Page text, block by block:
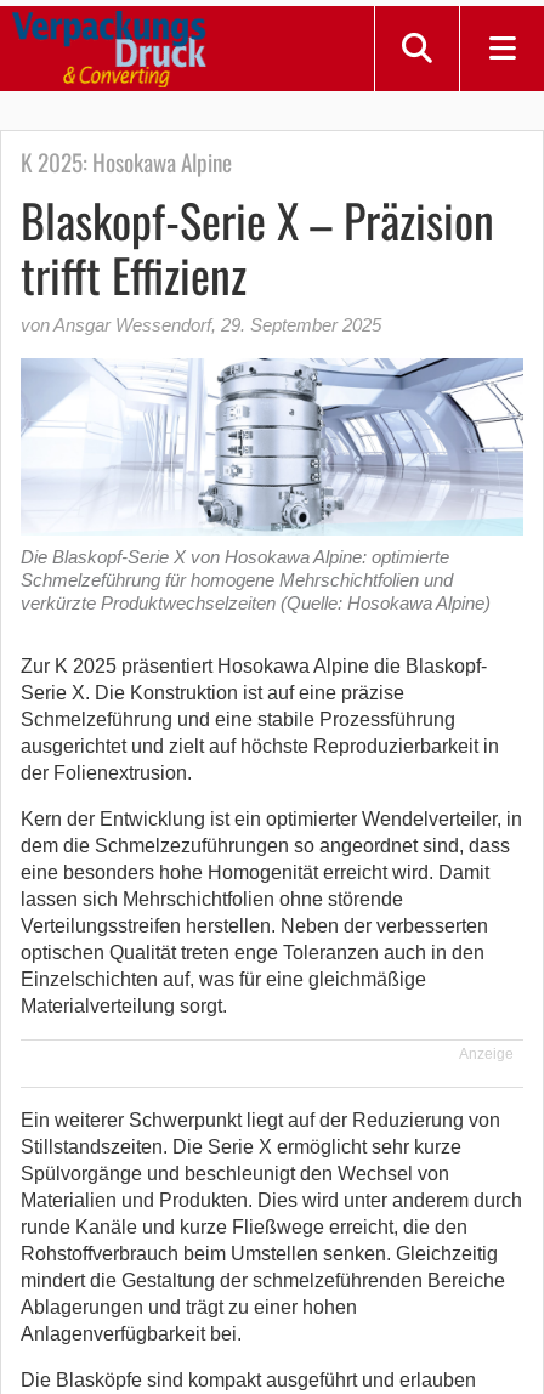
K 2025: Hosokawa Alpine
Blaskopf-Serie X – Präzision
trifft Effizienz
von Ansgar Wessendorf, 29. September 2025
Die Blaskopf-Serie X von Hosokawa Alpine: optimierte
Schmelzeführung für homogene Mehrschichtfolien und
verkürzte Produktwechselzeiten (Quelle: Hosokawa Alpine)
Zur K 2025 präsentiert Hosokawa Alpine die Blaskopf-
Serie X. Die Konstruktion ist auf eine präzise
Schmelzeführung und eine stabile Prozessführung
ausgerichtet und zielt auf höchste Reproduzierbarkeit in
der Folienextrusion.
Kern der Entwicklung ist ein optimierter Wendelverteiler, in
dem die Schmelzezuführungen so angeordnet sind, dass
eine besonders hohe Homogenität erreicht wird. Damit
lassen sich Mehrschichtfolien ohne störende
Verteilungsstreifen herstellen. Neben der verbesserten
optischen Qualität treten enge Toleranzen auch in den
Einzelschichten auf, was für eine gleichmäßige
Materialverteilung sorgt.
Anzeige
Ein weiterer Schwerpunkt liegt auf der Reduzierung von
Stillstandszeiten. Die Serie X ermöglicht sehr kurze
Spülvorgänge und beschleunigt den Wechsel von
Materialien und Produkten. Dies wird unter anderem durch
runde Kanäle und kurze Fließwege erreicht, die den
Rohstoffverbrauch beim Umstellen senken. Gleichzeitig
mindert die Gestaltung der schmelzeführenden Bereiche
Ablagerungen und trägt zu einer hohen
Anlagenverfügbarkeit bei.
Die Blasköpfe sind kompakt ausgeführt und erlauben